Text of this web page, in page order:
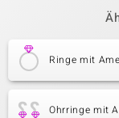
Ringe mit
Ohrringe mit